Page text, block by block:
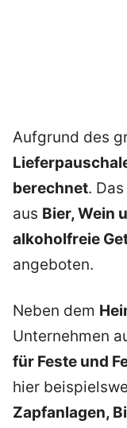
Aufgrund des
berechnet.
aus Bier, Wein
alkoholfreie
angeboten.
Neben dem
Unternehmen
für Feste und
hier
Zapfanlagen,